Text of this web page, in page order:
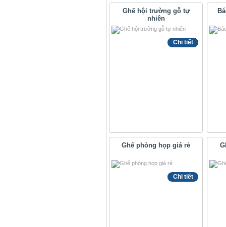
Ghế hội trường gỗ tự
nhiên
Chi tiết
Ghế phòng họp giá rẻ
Chi tiết